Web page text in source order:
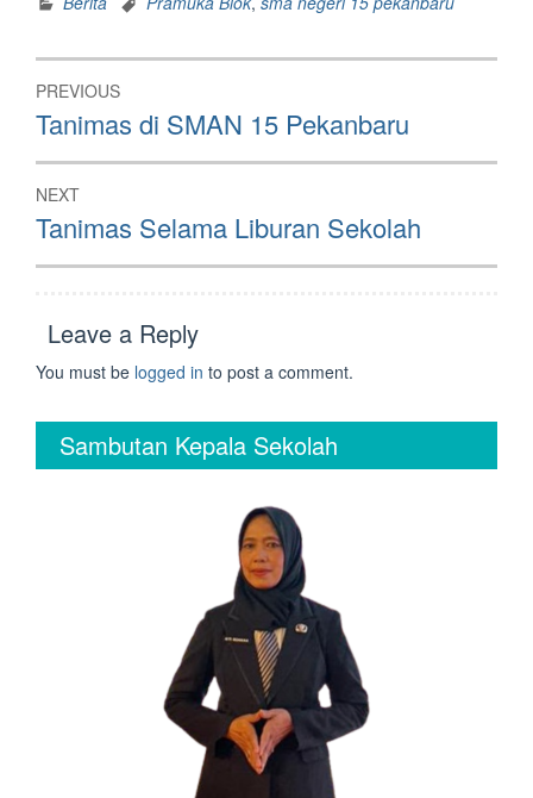
Post
navigation
PREVIOUS
Previous
post:
Tanimas di SMAN 15 Pekanbaru
NEXT
Next
post:
Tanimas Selama Liburan Sekolah
Leave a Reply
You must be logged in to post a comment.
Sambutan Kepala Sekolah